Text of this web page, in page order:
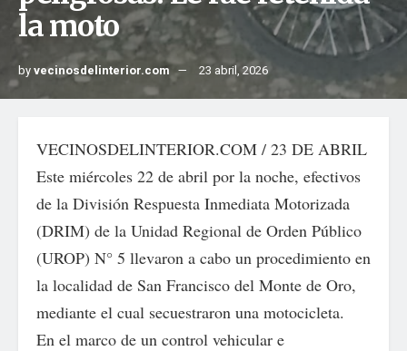
la moto
byvecinosdelinterior.com 23 abril, 2026
VECINOSDELINTERIOR.COM / 23 DE ABRIL
Este miércoles 22 de abril por la noche, efectivos
de la División Respuesta Inmediata Motorizada
(DRIM) de la Unidad Regional de Orden Público
(UROP) N° 5 llevaron a cabo un procedimiento en
la localidad de San Francisco del Monte de Oro,
mediante el cual secuestraron una motocicleta.
En el marco de un control vehicular e